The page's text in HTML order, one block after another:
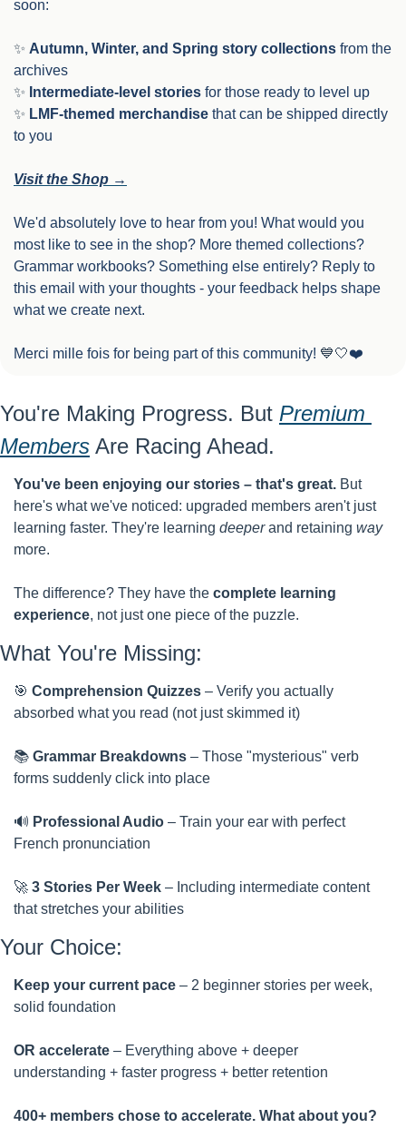
soon:
✨ Autumn, Winter, and Spring story collections from the
archives
✨ Intermediate-level stories for those ready to level up
✨ LMF-themed merchandise that can be shipped directly
to you
Visit the Shop →
We'd absolutely love to hear from you! What would you
most like to see in the shop? More themed collections?
Grammar workbooks? Something else entirely? Reply to
this email with your thoughts - your feedback helps shape
what we create next.
Merci mille fois for being part of this community! 💙🤍❤️
You're Making Progress. But Premium
Members Are Racing Ahead.
You've been enjoying our stories – that's great. But
here's what we've noticed: upgraded members aren't just
learning faster. They're learning deeper and retaining way
more.
The difference? They have the complete learning
experience, not just one piece of the puzzle.
What You're Missing:
🎯 Comprehension Quizzes – Verify you actually
absorbed what you read (not just skimmed it)
📚 Grammar Breakdowns – Those "mysterious" verb
forms suddenly click into place
🔊 Professional Audio – Train your ear with perfect
French pronunciation
🚀 3 Stories Per Week – Including intermediate content
that stretches your abilities
Your Choice:
Keep your current pace – 2 beginner stories per week,
solid foundation
OR accelerate – Everything above + deeper
understanding + faster progress + better retention